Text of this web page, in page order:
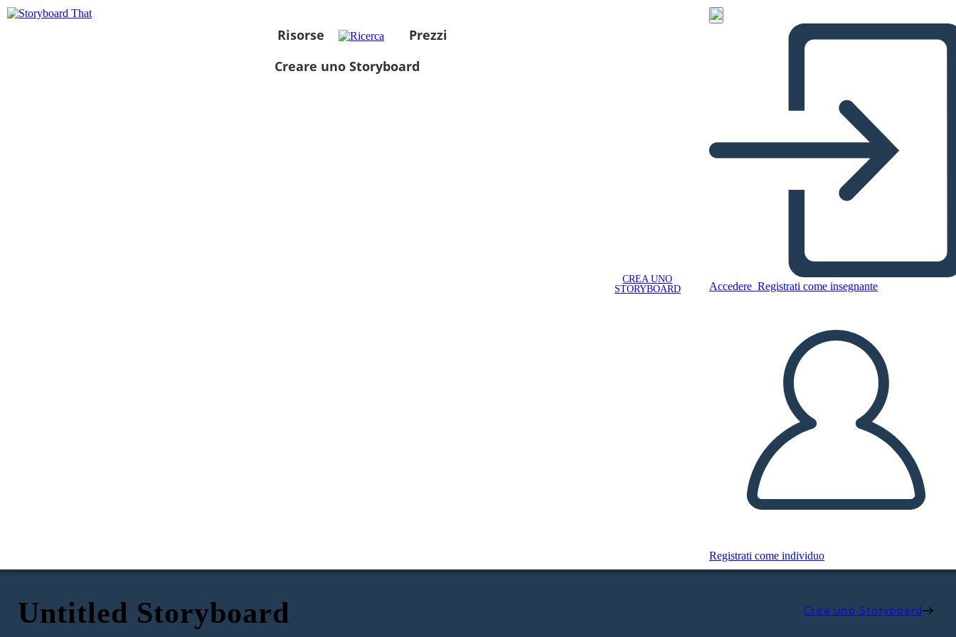
Risorse
Prezzi
Creare uno Storyboard
CREA UNO
STORYBOARD
Accedere Registrati come insegnante
Registrati come individuo
Untitled Storyboard Crea uno Storyboard